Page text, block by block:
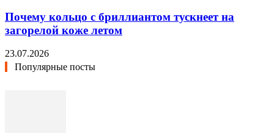
Почему кольцо с бриллиантом тускнеет на
загорелой коже летом
23.07.2026
Популярные посты